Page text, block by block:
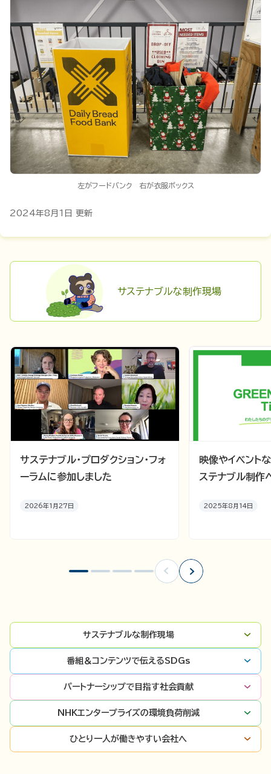
左がフードバンク 右が衣服ボックス
2024年8月1日 更新
サステナブルな制作現場
サステナブル・プロダクション・フォ
ーラムに参加しました
2026年1月27日
映像やイベント
ステナブル制作
2025年8月14日
サステナブルな制作現場
番組＆コンテンツで伝えるSDGs
パートナーシップで目指す社会貢献
NHKエンタープライズの環境負荷削減
ひとり一人が働きやすい会社へ